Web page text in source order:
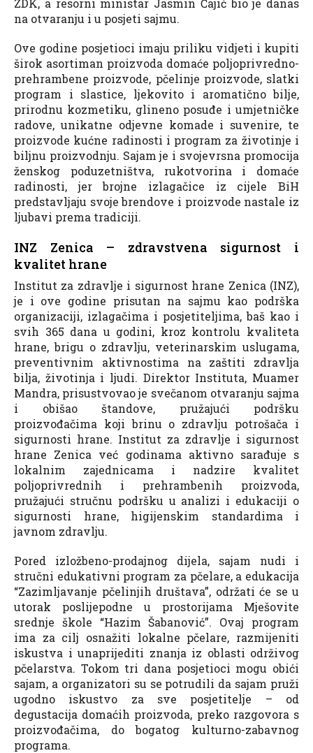
na otvaranju i u posjeti sajmu.
Ove godine posjetioci imaju priliku vidjeti i kupiti
širok asortiman proizvoda domaće poljoprivredno-
prehrambene proizvode, pčelinje proizvode, slatki
program i slastice, ljekovito i aromatično bilje,
prirodnu kozmetiku, glineno posuđe i umjetničke
radove, unikatne odjevne komade i suvenire, te
proizvode kućne radinosti i program za životinje i
biljnu proizvodnju. Sajam je i svojevrsna promocija
ženskog poduzetništva, rukotvorina i domaće
radinosti, jer brojne izlagačice iz cijele BiH
predstavljaju svoje brendove i proizvode nastale iz
ljubavi prema tradiciji.
INZ Zenica – zdravstvena sigurnost i
kvalitet hrane
Institut za zdravlje i sigurnost hrane Zenica (INZ),
je i ove godine prisutan na sajmu kao podrška
organizaciji, izlagačima i posjetiteljima, baš kao i
svih 365 dana u godini, kroz kontrolu kvaliteta
hrane, brigu o zdravlju, veterinarskim uslugama,
preventivnim aktivnostima na zaštiti zdravlja
bilja, životinja i ljudi. Direktor Instituta, Muamer
Mandra, prisustvovao je svečanom otvaranju sajma
i obišao štandove, pružajući podršku
proizvođačima koji brinu o zdravlju potrošača i
sigurnosti hrane. Institut za zdravlje i sigurnost
hrane Zenica već godinama aktivno sarađuje s
lokalnim zajednicama i nadzire kvalitet
poljoprivrednih i prehrambenih proizvoda,
pružajući stručnu podršku u analizi i edukaciji o
sigurnosti hrane, higijenskim standardima i
javnom zdravlju.
Pored izložbeno-prodajnog dijela, sajam nudi i
stručni edukativni program za pčelare, a edukacija
“Zazimljavanje pčelinjih društava”, održati će se u
utorak poslijepodne u prostorijama Mješovite
srednje škole “Hazim Šabanović”. Ovaj program
ima za cilj osnažiti lokalne pčelare, razmijeniti
iskustva i unaprijediti znanja iz oblasti održivog
pčelarstva. Tokom tri dana posjetioci mogu obići
sajam, a organizatori su se potrudili da sajam pruži
ugodno iskustvo za sve posjetitelje – od
degustacija domaćih proizvoda, preko razgovora s
proizvođačima, do bogatog kulturno-zabavnog
programa.